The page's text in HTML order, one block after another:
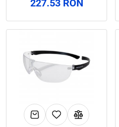
28C5 - SET12 PER
227.53 RON